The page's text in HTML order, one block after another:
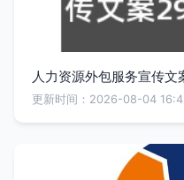
人力资源外包服务宣传文
更新时间：2026-08-04